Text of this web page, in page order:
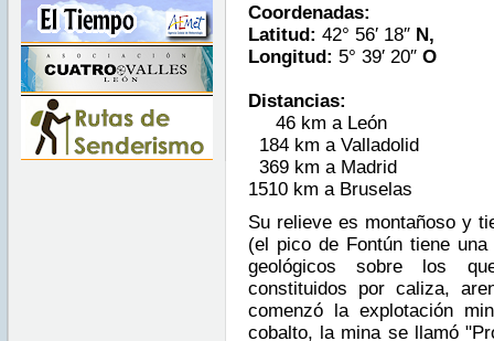
Coordenadas:
Latitud: 42° 56′ 18″ N,
Longitud: 5° 39′ 20″ O
Distancias:
46 km a León
184 km a Valladolid
369 km a Madrid
1510 km a Bruselas
Su relieve es montañoso y
(el pico de Fontún tiene
geológicos sobre los
constituidos por caliza,
comenzó la explotación
cobalto, la mina se llamó